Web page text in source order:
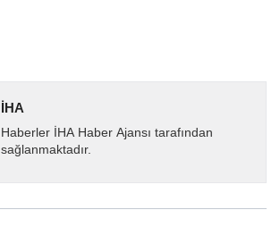
İHA
Haberler İHA Haber Ajansı tarafından
sağlanmaktadır.